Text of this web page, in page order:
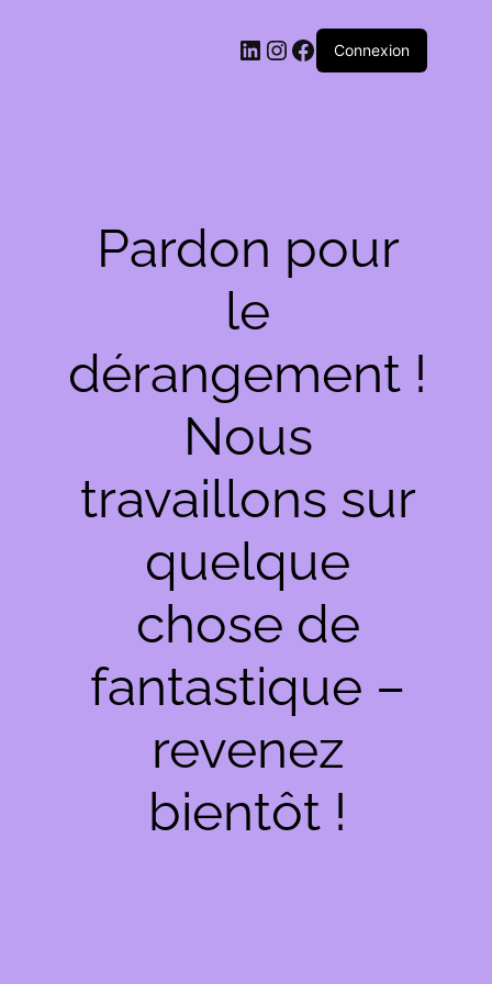
LinkedIn
Instagram
Facebook
Connexion
Pardon pour
le
dérangement !
Nous
travaillons sur
quelque
chose de
fantastique –
revenez
bientôt !